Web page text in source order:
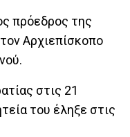
πρόεδρος της
Αρχιεπίσκοπο
στις 21
του έληξε στις